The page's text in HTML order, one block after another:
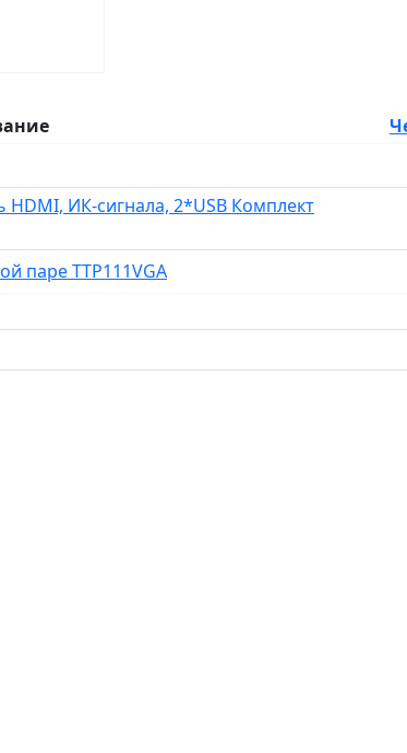
HDMI, ИК-сигнала, 2*USB Комплект
паре TTP111VGA